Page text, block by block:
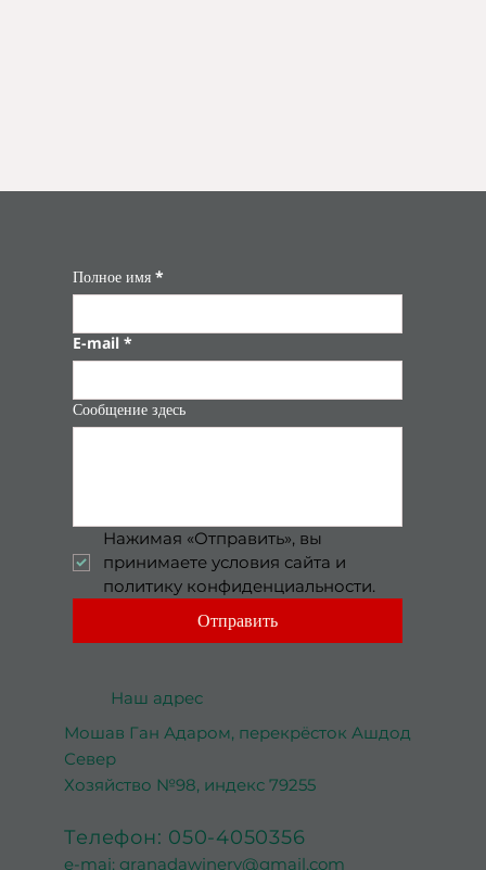
Полное имя *
E-mail *
Сообщение здесь
Нажимая «Отправить», вы
принимаете условия сайта и
политику конфиденциальности.
Отправить
Наш адрес
Мошав Ган Адаром, перекрёсток Ашдод
Север
Хозяйство №98, индекс 79255
Телефон: 050-4050356
e-mai:granadawinery@gmail.com